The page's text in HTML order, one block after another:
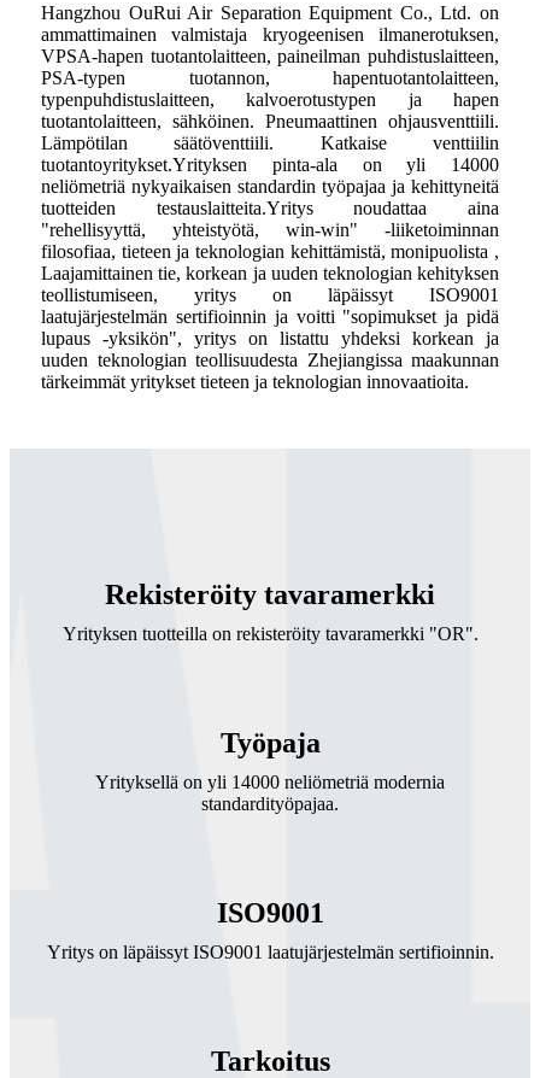
Hangzhou OuRui Air Separation Equipment Co., Ltd. on
ammattimainen valmistaja kryogeenisen ilmanerotuksen,
VPSA-hapen tuotantolaitteen, paineilman puhdistuslaitteen,
PSA-typen tuotannon, hapentuotantolaitteen,
typenpuhdistuslaitteen, kalvoerotustypen ja hapen
tuotantolaitteen, sähköinen. Pneumaattinen ohjausventtiili.
Lämpötilan säätöventtiili. Katkaise venttiilin
tuotantoyritykset.Yrityksen pinta-ala on yli 14000
neliömetriä nykyaikaisen standardin työpajaa ja kehittyneitä
tuotteiden testauslaitteita.Yritys noudattaa aina
"rehellisyyttä, yhteistyötä, win-win" -liiketoiminnan
filosofiaa, tieteen ja teknologian kehittämistä, monipuolista ,
Laajamittainen tie, korkean ja uuden teknologian kehityksen
teollistumiseen, yritys on läpäissyt ISO9001
laatujärjestelmän sertifioinnin ja voitti "sopimukset ja pidä
lupaus -yksikön", yritys on listattu yhdeksi korkean ja
uuden teknologian teollisuudesta Zhejiangissa maakunnan
tärkeimmät yritykset tieteen ja teknologian innovaatioita.
Rekisteröity tavaramerkki
Yrityksen tuotteilla on rekisteröity tavaramerkki "OR".
Työpaja
Yrityksellä on yli 14000 neliömetriä modernia
standardityöpajaa.
ISO9001
Yritys on läpäissyt ISO9001 laatujärjestelmän sertifioinnin.
Tarkoitus